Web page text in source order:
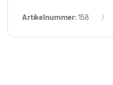
Artikelnummer: 158